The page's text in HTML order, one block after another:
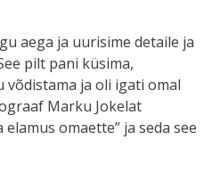
aega ja uurisime detaile ja
pilt pani küsima,
võdistama ja oli igati omal
Marku Jokelat
omaette” ja seda see